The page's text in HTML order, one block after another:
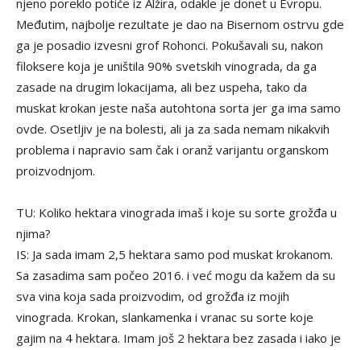
njeno poreklo potiče iz Alžira, odakle je donet u Evropu.
Međutim, najbolje rezultate je dao na Bisernom ostrvu gde
ga je posadio izvesni grof Rohonci. Pokušavali su, nakon
filoksere koja je uništila 90% svetskih vinograda, da ga
zasade na drugim lokacijama, ali bez uspeha, tako da
muskat krokan jeste naša autohtona sorta jer ga ima samo
ovde. Osetljiv je na bolesti, ali ja za sada nemam nikakvih
problema i napravio sam čak i oranž varijantu organskom
proizvodnjom.
TU: Koliko hektara vinograda imaš i koje su sorte grožđa u
njima?
IS: Ja sada imam 2,5 hektara samo pod muskat krokanom.
Sa zasadima sam počeo 2016. i već mogu da kažem da su
sva vina koja sada proizvodim, od grožđa iz mojih
vinograda. Krokan, slankamenka i vranac su sorte koje
gajim na 4 hektara. Imam još 2 hektara bez zasada i iako je